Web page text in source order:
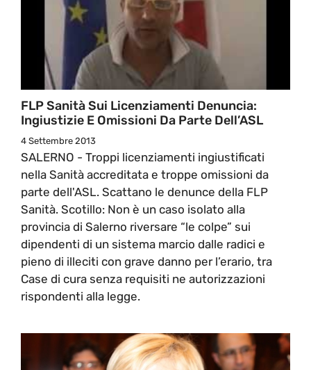
FLP Sanità Sui Licenziamenti Denuncia:
Ingiustizie E Omissioni Da Parte Dell’ASL
4 Settembre 2013
SALERNO - Troppi licenziamenti ingiustificati
nella Sanità accreditata e troppe omissioni da
parte dell'ASL. Scattano le denunce della FLP
Sanità. Scotillo: Non è un caso isolato alla
provincia di Salerno riversare “le colpe” sui
dipendenti di un sistema marcio dalle radici e
pieno di illeciti con grave danno per l’erario, tra
Case di cura senza requisiti ne autorizzazioni
rispondenti alla legge.